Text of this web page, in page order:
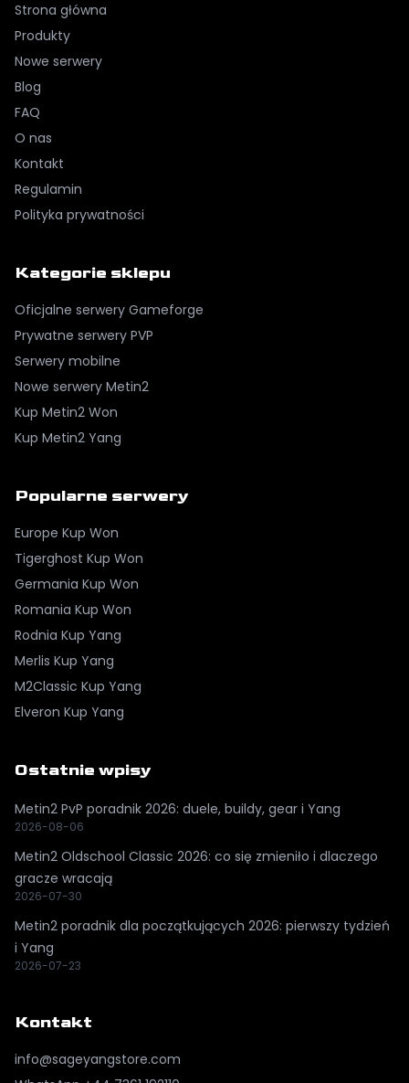
Strona główna
Produkty
Nowe serwery
Blog
FAQ
O nas
Kontakt
Regulamin
Polityka prywatności
Kategorie sklepu
Oficjalne serwery Gameforge
Prywatne serwery PVP
Serwery mobilne
Nowe serwery Metin2
Kup Metin2 Won
Kup Metin2 Yang
Popularne serwery
Europe Kup Won
Tigerghost Kup Won
Germania Kup Won
Romania Kup Won
Rodnia Kup Yang
Merlis Kup Yang
M2Classic Kup Yang
Elveron Kup Yang
Ostatnie wpisy
Metin2 PvP poradnik 2026: duele, buildy, gear i Yang
2026-08-06
Metin2 Oldschool Classic 2026: co się zmieniło i dlaczego
gracze wracają
2026-07-30
Metin2 poradnik dla początkujących 2026: pierwszy tydzień
i Yang
2026-07-23
Kontakt
info@sageyangstore.com